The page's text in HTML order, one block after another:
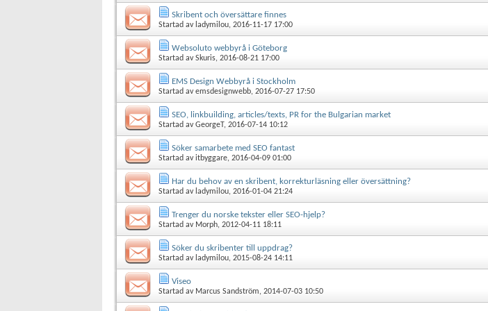
Skribent och översättare finnes
Startad av ladymilou, 2016-11-17 17:00
Websoluto webbyrå i Göteborg
Startad avSkuris, 2016-08-21 17:00
EMS Design Webbyrå i Stockholm
Startad avemsdesignwebb, 2016-07-27 17:50
SEO, linkbuilding, articles/texts, PR for the Bulgarian market
Startad avGeorgeT, 2016-07-14 10:12
Söker samarbete med SEO fantast
Startad avitbyggare, 2016-04-09 01:00
Har du behov av en skribent, korrekturläsning eller översättning?
Startad av ladymilou, 2016-01-04 21:24
Trenger du norske tekster eller SEO-hjelp?
Startad av Morph, 2012-04-11 18:11
Söker du skribenter till uppdrag?
Startad av ladymilou, 2015-08-24 14:11
Viseo
Startad av Marcus Sandström, 2014-07-03 10:50